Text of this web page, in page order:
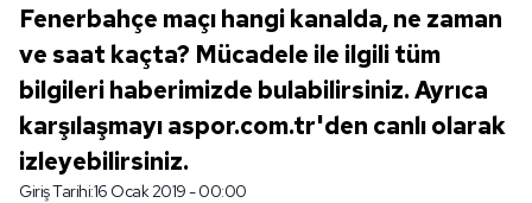
Fenerbahçe maçı hangi kanalda, ne zaman
ve saat kaçta? Mücadele ile ilgili tüm
bilgileri haberimizde bulabilirsiniz. Ayrıca
karşılaşmayı aspor.com.tr'den canlı olarak
izleyebilirsiniz.
Giriş Tarihi:16 Ocak 2019 - 00:00